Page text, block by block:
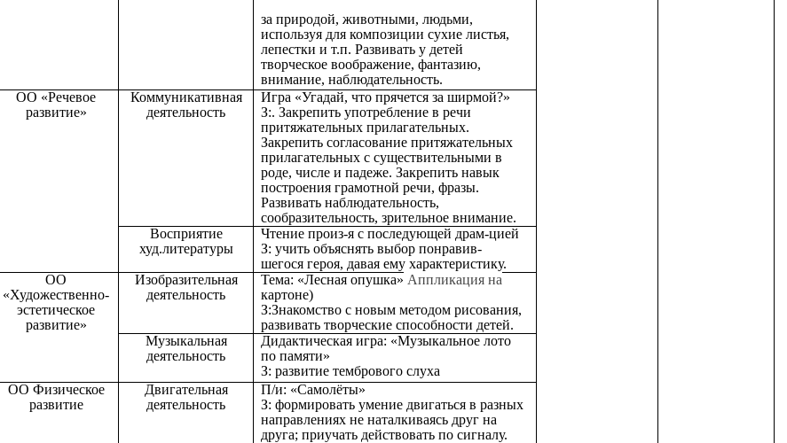
за природой, животными, людьми,
используя для композиции сухие листья,
лепестки и т.п. Развивать у детей
творческое воображение, фантазию,
внимание, наблюдательность.
ОО «Речевое
развитие»
Коммуникативная
деятельность
Игра «Угадай, что прячется за ширмой?»
З:. Закрепить употребление в речи
притяжательных прилагательных.
Закрепить согласование притяжательных
прилагательных с существительными в
роде, числе и падеже. Закрепить навык
построения грамотной речи, фразы.
Развивать наблюдательность,
сообразительность, зрительное внимание.
Восприятие
худ.литературы
Чтение произ-я с последующей драм-цией
З: учить объяснять выбор понравив-
шегося героя, давая ему характеристику.
ОО
«Художественно-
эстетическое
развитие»
Изобразительная
деятельность
Тема: «Лесная опушка» Аппликация на
картоне)
З:Знакомство с новым методом рисования,
развивать творческие способности детей.
Музыкальная
деятельность
Дидактическая игра: «Музыкальное лото
по памяти»
З: развитие тембрового слуха
ОО Физическое
развитие
Двигательная
деятельность
П/и: «Самолёты»
З: формировать умение двигаться в разных
направлениях не наталкиваясь друг на
друга; приучать действовать по сигналу.